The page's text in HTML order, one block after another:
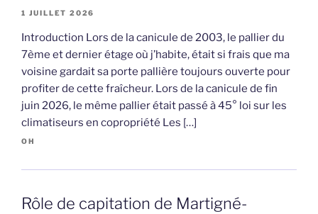
1 JUILLET 2026
Introduction Lors de la canicule de 2003, le pallier du
7ème et dernier étage où j’habite, était si frais que ma
voisine gardait sa porte pallière toujours ouverte pour
profiter de cette fraîcheur. Lors de la canicule de fin
juin 2026, le même pallier était passé à 45° loi sur les
climatiseurs en copropriété Les […]
OH
Rôle de capitation de Martigné-